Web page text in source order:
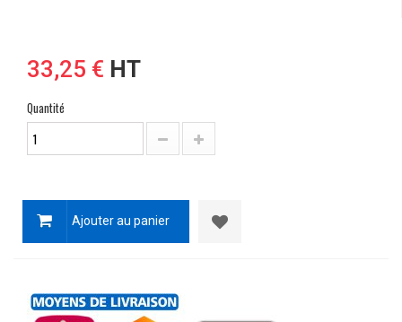
33,25 € HT
Quantité
Ajouter au panier